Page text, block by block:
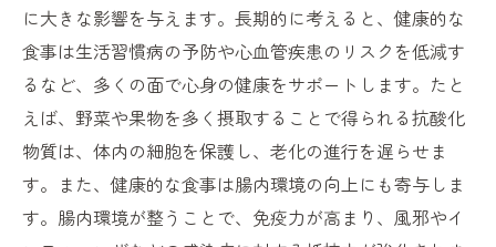
に大きな影響を与えます。長期的に考えると、健康的な
食事は生活習慣病の予防や心血管疾患のリスクを低減す
るなど、多くの面で心身の健康をサポートします。たと
えば、野菜や果物を多く摂取することで得られる抗酸化
物質は、体内の細胞を保護し、老化の進行を遅らせま
す。また、健康的な食事は腸内環境の向上にも寄与しま
す。腸内環境が整うことで、免疫力が高まり、風邪やイ